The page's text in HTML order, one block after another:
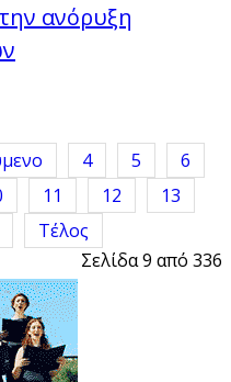
ανόρυξη
4 5
6
11 12
13
Τέλος
Σελίδα 9 από 336